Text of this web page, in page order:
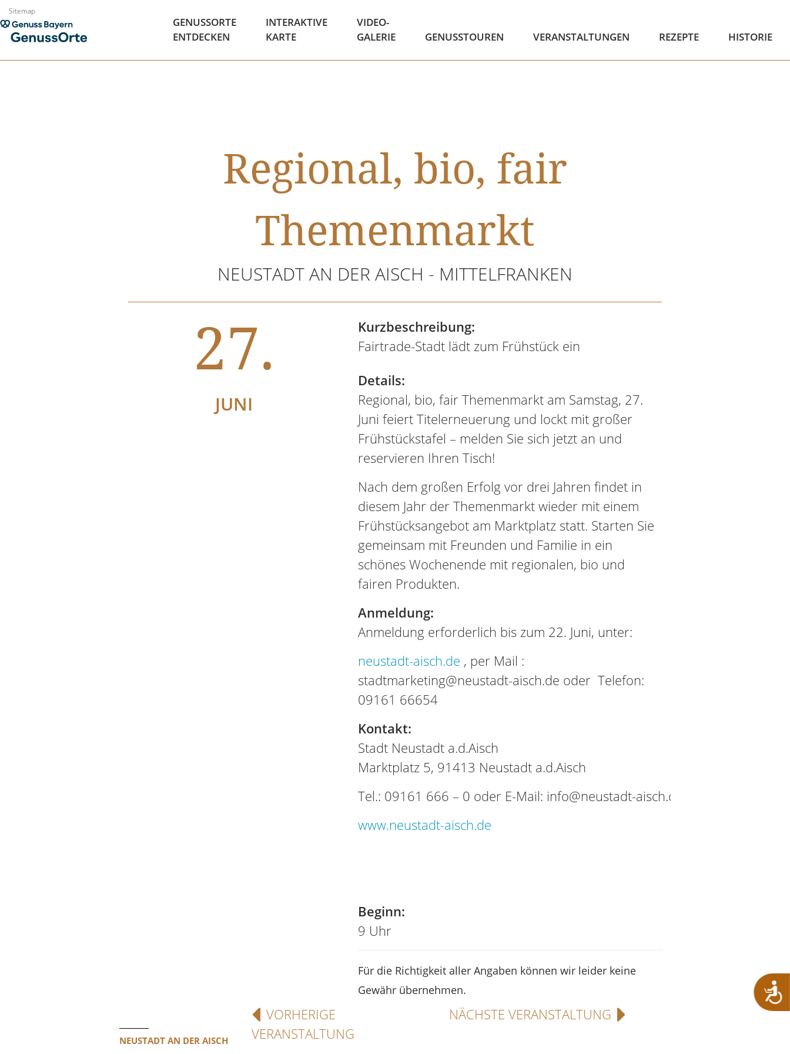
Zum
Inhalt
springen
Sitemap
GENUSSORTE
ENTDECKEN
INTERAKTIVE
KARTE
VIDEO-
GALERIE
GENUSSTOUREN VERANSTALTUNGEN REZEPTE HISTORIE
Regional, bio, fair
Themenmarkt
NEUSTADT AN DER AISCH - MITTELFRANKEN
27.
JUNI
Kurzbeschreibung:
Fairtrade-Stadt lädt zum Frühstück ein
Details:
Regional, bio, fair Themenmarkt am Samstag, 27.
Juni feiert Titelerneuerung und lockt mit großer
Frühstückstafel – melden Sie sich jetzt an und
reservieren Ihren Tisch!
Nach dem großen Erfolg vor drei Jahren findet in
diesem Jahr der Themenmarkt wieder mit einem
Frühstücksangebot am Marktplatz statt. Starten Sie
gemeinsam mit Freunden und Familie in ein
schönes Wochenende mit regionalen, bio und
fairen Produkten.
Anmeldung:
Anmeldung erforderlich bis zum 22. Juni, unter:
neustadt-aisch.de , per Mail :
stadtmarketing@neustadt-aisch.de oder Telefon:
09161 66654
Kontakt:
Stadt Neustadt a.d.Aisch
Marktplatz 5, 91413 Neustadt a.d.Aisch
Tel.: 09161 666 – 0 oder E-Mail: info@neustadt-aisch.de
www.neustadt-aisch.de
Beginn:
9 Uhr
Für die Richtigkeit aller Angaben können wir leider keine
Gewähr übernehmen.
NEUSTADT AN DER AISCH
VORHERIGE
VERANSTALTUNG
NÄCHSTE VERANSTALTUNG